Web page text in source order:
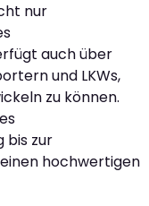
nur
auch über
und LKWs,
zu können.
bis zur
hochwertigen